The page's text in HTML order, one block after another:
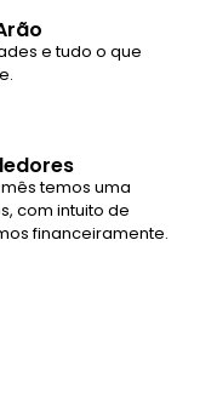
e tudo o que
temos uma
com intuito de
financeiramente.